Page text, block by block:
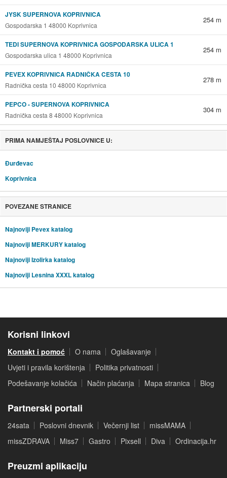
JYSK SUPERNOVA KOPRIVNICA
Gospodarska 1 48000 Koprivnica
254 m
TEDI SUPERNOVA KOPRIVNICA GOSPODARSKA ULICA 1
Gospodarska ulica 1 48000 Koprivnica
254 m
PEVEX KOPRIVNICA RADNIČKA CESTA 10
Radnička cesta 10 48000 Koprivnica
278 m
PEPCO - SUPERNOVA KOPRIVNICA
Radnička cesta 8 48000 Koprivnica
304 m
PRIMA NAMJEŠTAJ POSLOVNICE U:
Đurđevac
Koprivnica
POVEZANE STRANICE
Najnoviji Pevex katalog
Najnoviji MERKURY katalog
Najnoviji Izolirka katalog
Najnoviji Lesnina XXXL katalog
Korisni linkovi
Kontakt i pomoć O nama
Oglašavanje
Uvjeti i pravila korištenja
Politika privatnosti
Podešavanje kolačića
Način plaćanja Mapa stranica Blog
Partnerski portali
24sata Poslovni dnevnik Večernji list
missMAMA
missZDRAVA
Miss7 Gastro Pixsell Diva Ordinacija.hr
Preuzmi aplikaciju